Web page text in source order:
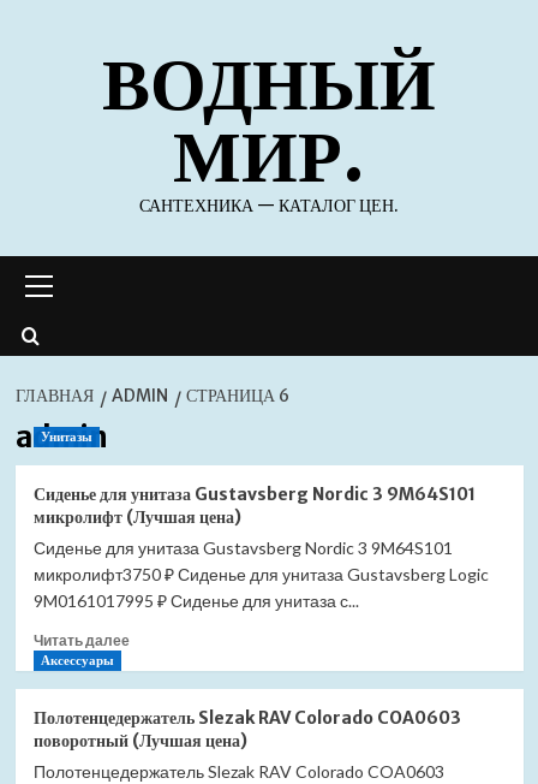
содержимомуВОДНЫЙ
МИР.
САНТЕХНИКА — КАТАЛОГ ЦЕН.
меню
ГЛАВНАЯ ADMIN СТРАНИЦА 6
admin
Унитазы
Сиденье для унитаза Gustavsberg Nordic 3 9M64S101
микролифт (Лучшая цена)
Сиденье для унитаза Gustavsberg Nordic 3 9M64S101
микролифт3750 ₽ Сиденье для унитаза Gustavsberg Logic
9M0161017995 ₽ Сиденье для унитаза с...
Читать далееПрочитать
для
унитаза
Gustavsberg
Аксессуары
Полотенцедержатель Slezak RAV Colorado COA0603
поворотный (Лучшая цена)
Полотенцедержатель Slezak RAV Colorado COA0603